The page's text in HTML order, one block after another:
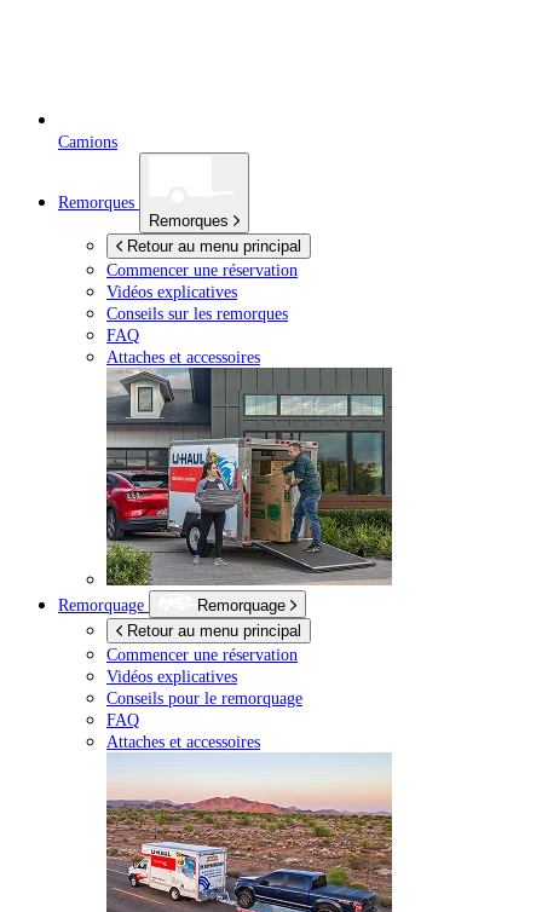
Camions
Remorques
Remorques
Retour au menu principal
Commencer une réservation
Vidéos explicatives
Conseils sur les remorques
FAQ
Attaches et accessoires
Remorquage
Remorquage
Retour au menu principal
Commencer une réservation
Vidéos explicatives
Conseils pour le remorquage
FAQ
Attaches et accessoires